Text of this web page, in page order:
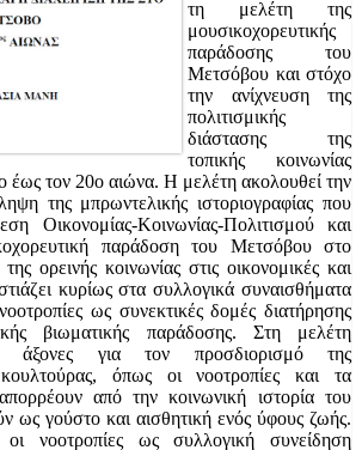
τη μελέτη της
μουσικοχορευτικής
παράδοσης του
Μετσόβου και στόχο
την ανίχνευση της
πολιτισμικής
διάστασης της
τοπικής κοινωνίας
τον 20ο αιώνα. Η μελέτη ακολουθεί την
της μπρωντελικής ιστοριογραφίας που
Οικονομίας-Κοινωνίας-Πολιτισμού και
παράδοση του Μετσόβου στο
ορεινής κοινωνίας στις οικονομικές και
κυρίως στα συλλογικά συναισθήματα
ως συνεκτικές δομές διατήρησης
βιωματικής παράδοσης. Στη μελέτη
άξονες για τον προσδιορισμό της
κουλτούρας, όπως οι νοοτροπίες και τα
από την κοινωνική ιστορία του
ως γούστο και αισθητική ενός ύφους ζωής.
νοοτροπίες ως συλλογική συνείδηση